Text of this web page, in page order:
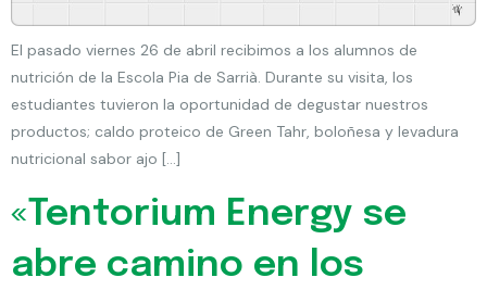
GSpeech
El pasado viernes 26 de abril recibimos a los alumnos de
nutrición de la Escola Pia de Sarrià. Durante su visita, los
estudiantes tuvieron la oportunidad de degustar nuestros
productos; caldo proteico de Green Tahr, boloñesa y levadura
nutricional sabor ajo […]
«Tentorium Energy se
abre camino en los